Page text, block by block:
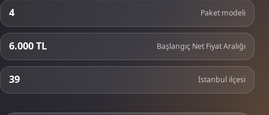
4 Paket modeli
6.000 TL Başlangıç Net Fiyat Aralığı
39 İstanbul ilçesi